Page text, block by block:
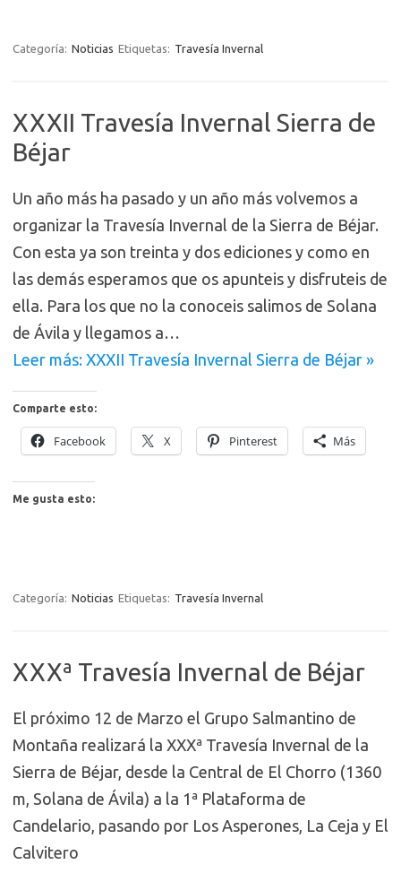
Categoría: Noticias Etiquetas: Travesía Invernal
XXXII Travesía Invernal Sierra de
Béjar
Un año más ha pasado y un año más volvemos a
organizar la Travesía Invernal de la Sierra de Béjar.
Con esta ya son treinta y dos ediciones y como en
las demás esperamos que os apunteis y disfruteis de
ella. Para los que no la conoceis salimos de Solana
de Ávila y llegamos a…
Leer más: XXXII Travesía Invernal Sierra de Béjar »
Comparte esto:
Facebook X Pinterest Más
Me gusta esto:
Categoría: Noticias Etiquetas: Travesía Invernal
XXXª Travesía Invernal de Béjar
El próximo 12 de Marzo el Grupo Salmantino de
Montaña realizará la XXXª Travesía Invernal de la
Sierra de Béjar, desde la Central de El Chorro (1360
m, Solana de Ávila) a la 1ª Plataforma de
Candelario, pasando por Los Asperones, La Ceja y El
Calvitero